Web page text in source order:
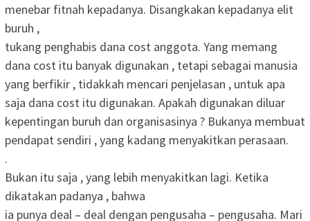
menebar fitnah kepadanya. Disangkakan kepadanya elit
buruh ,
tukang penghabis dana cost anggota. Yang memang
dana cost itu banyak digunakan , tetapi sebagai manusia
yang berfikir , tidakkah mencari penjelasan , untuk apa
saja dana cost itu digunakan. Apakah digunakan diluar
kepentingan buruh dan organisasinya ? Bukanya membuat
pendapat sendiri , yang kadang menyakitkan perasaan.
.
Bukan itu saja , yang lebih menyakitkan lagi. Ketika
dikatakan padanya , bahwa
ia punya deal – deal dengan pengusaha – pengusaha. Mari